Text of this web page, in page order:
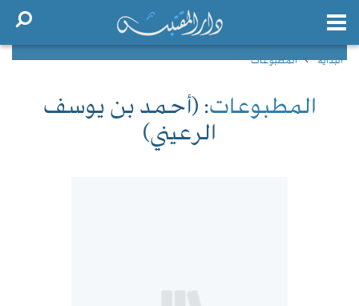
البداية المطبوعات
المطبوعات: (أحمد بن يوسف
الرعيني)